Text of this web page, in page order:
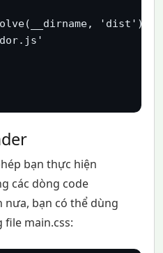
'dist'),
bạn thực hiện
các dòng code
nưa, bạn có thể dùng
file main.css: